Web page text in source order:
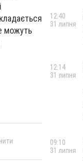
можуть
12:40
31 липня
12:14
31 липня
09:10
31 липня